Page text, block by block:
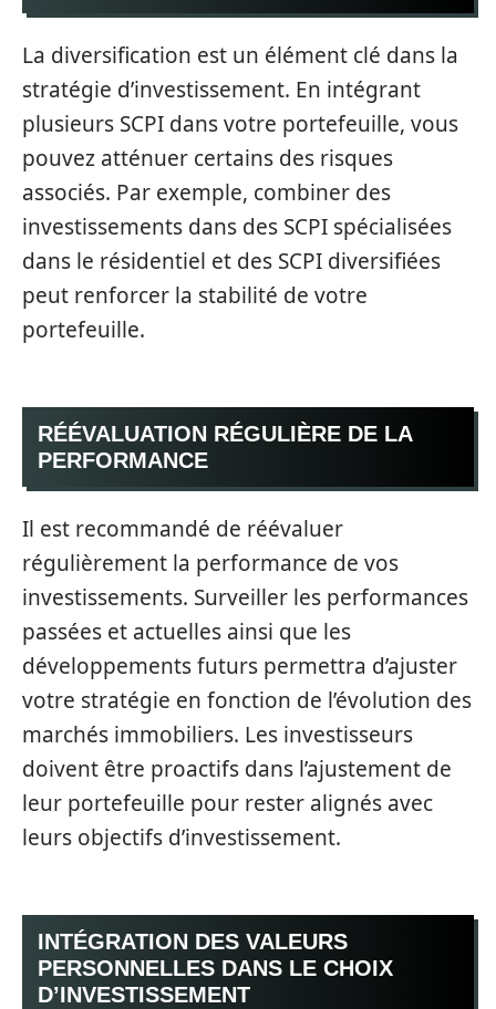
La diversification est un élément clé dans la
stratégie d’investissement. En intégrant
plusieurs SCPI dans votre portefeuille, vous
pouvez atténuer certains des risques
associés. Par exemple, combiner des
investissements dans des SCPI spécialisées
dans le résidentiel et des SCPI diversifiées
peut renforcer la stabilité de votre
portefeuille.
RÉÉVALUATION RÉGULIÈRE DE LA
PERFORMANCE
Il est recommandé de réévaluer
régulièrement la performance de vos
investissements. Surveiller les performances
passées et actuelles ainsi que les
développements futurs permettra d’ajuster
votre stratégie en fonction de l’évolution des
marchés immobiliers. Les investisseurs
doivent être proactifs dans l’ajustement de
leur portefeuille pour rester alignés avec
leurs objectifs d’investissement.
INTÉGRATION DES VALEURS
PERSONNELLES DANS LE CHOIX
D’INVESTISSEMENT